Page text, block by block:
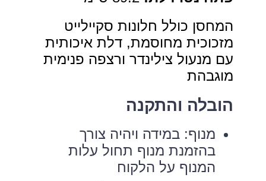
המחסן כולל חלונות סקיילייט
מזכוכית מחוסמת, דלת איכותית
עם מנעול צילינדר ורצפה פנימית
מוגבהת
הובלה והתקנה
מנוף: במידה ויהיה צורך
בהזמנת מנוף תחול עלות
המנוף על הלקוח